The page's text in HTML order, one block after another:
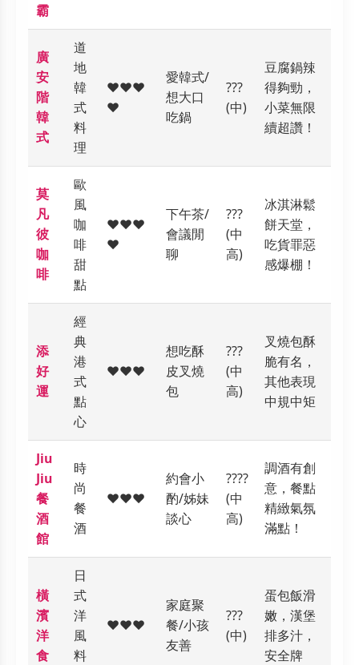
霸
廣
安
階
韓
式
道
地
韓
式
料
理
❤️❤️❤️
❤️
愛韓式/
想大口
吃鍋
???
(中)
豆腐鍋辣
得夠勁，
小菜無限
續超讚！
莫
凡
彼
咖
啡
歐
風
咖
啡
甜
點
❤️❤️❤️
❤️
下午茶/
會議閒
聊
???
(中
高)
冰淇淋鬆
餅天堂，
吃貨罪惡
感爆棚！
添
好
運
經
典
港
式
點
心
❤️❤️❤️
想吃酥
皮叉燒
包
???
(中
高)
叉燒包酥
脆有名，
其他表現
中規中矩
Jiu
Jiu
餐
酒
館
時
尚
餐
酒
❤️❤️❤️
約會小
酌/姊妹
談心
????
(中
高)
調酒有創
意，餐點
精緻氣氛
滿點！
橫
濱
洋
食
日
式
洋
風
料
❤️❤️❤️
家庭聚
餐/小孩
友善
???
(中)
蛋包飯滑
嫩，漢堡
排多汁，
安全牌